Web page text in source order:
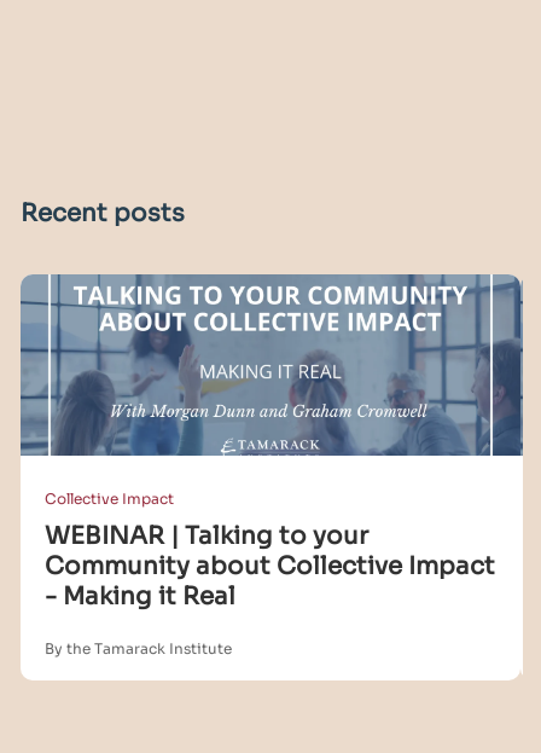
Recent posts
Collective Impact
WEBINAR | Talking to your
Community about Collective Impact
- Making it Real
By the Tamarack Institute